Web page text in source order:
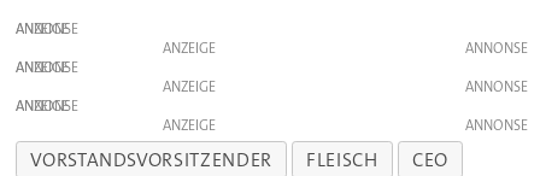
ANZEIGE
ANZEIGE
ANZEIGE
ANZEIGE
ANZEIGE
ANZEIGE
VORSTANDSVORSITZENDER FLEISCH
CEO